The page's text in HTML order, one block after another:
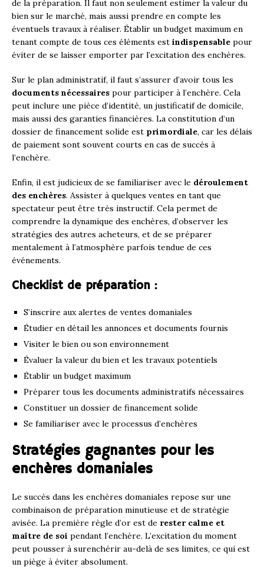
de la préparation. Il faut non seulement estimer la valeur du
bien sur le marché, mais aussi prendre en compte les
éventuels travaux à réaliser. Établir un budget maximum en
tenant compte de tous ces éléments est indispensable pour
éviter de se laisser emporter par l’excitation des enchères.
Sur le plan administratif, il faut s’assurer d’avoir tous les
documents nécessaires pour participer à l’enchère. Cela
peut inclure une pièce d’identité, un justificatif de domicile,
mais aussi des garanties financières. La constitution d’un
dossier de financement solide est primordiale, car les délais
de paiement sont souvent courts en cas de succès à
l’enchère.
Enfin, il est judicieux de se familiariser avec le déroulement
des enchères. Assister à quelques ventes en tant que
spectateur peut être très instructif. Cela permet de
comprendre la dynamique des enchères, d’observer les
stratégies des autres acheteurs, et de se préparer
mentalement à l’atmosphère parfois tendue de ces
événements.
Checklist de préparation :
S’inscrire aux alertes de ventes domaniales
Étudier en détail les annonces et documents fournis
Visiter le bien ou son environnement
Évaluer la valeur du bien et les travaux potentiels
Établir un budget maximum
Préparer tous les documents administratifs nécessaires
Constituer un dossier de financement solide
Se familiariser avec le processus d’enchères
Stratégies gagnantes pour les
enchères domaniales
Le succès dans les enchères domaniales repose sur une
combinaison de préparation minutieuse et de stratégie
avisée. La première règle d’or est de rester calme et
maître de soi pendant l’enchère. L’excitation du moment
peut pousser à surenchérir au-delà de ses limites, ce qui est
un piège à éviter absolument.